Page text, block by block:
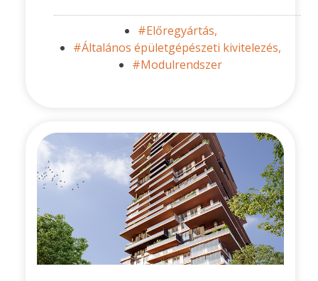
#Előregyártás,
#Általános épületgépészeti kivitelezés,
#Modulrendszer